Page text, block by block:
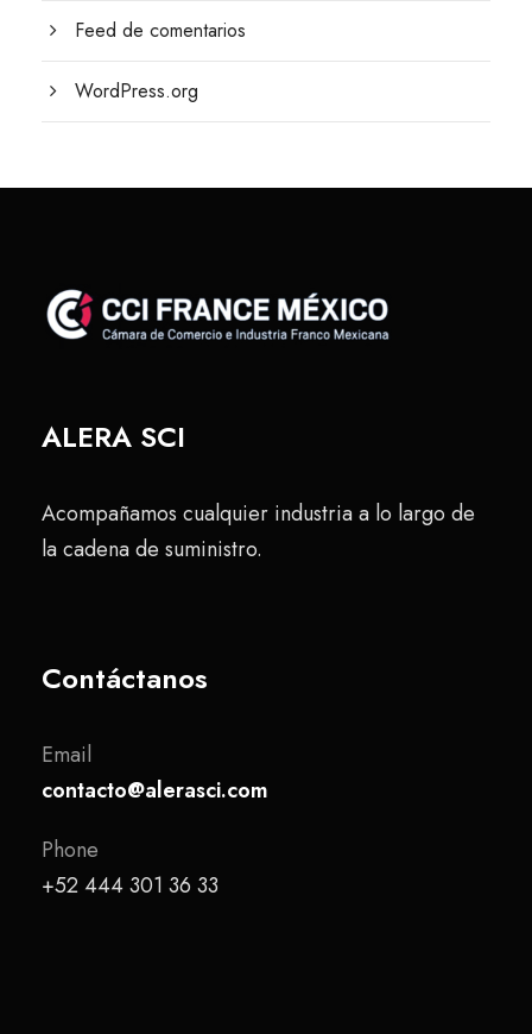
Feed de comentarios
WordPress.org
ALERA SCI
Acompañamos cualquier industria a lo largo de
la cadena de suministro.
Contáctanos
Email
contacto@alerasci.com
Phone
+52 444 301 36 33